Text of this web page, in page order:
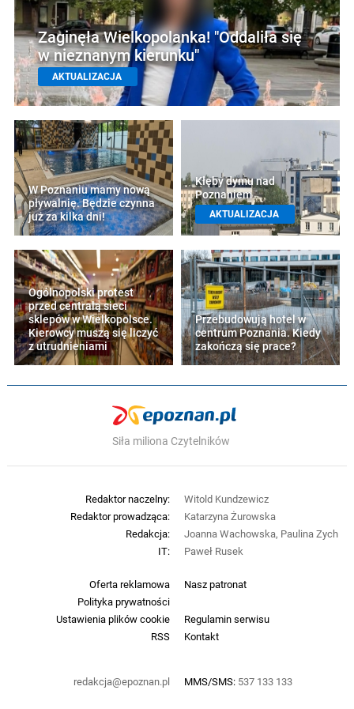
Zaginęła Wielkopolanka! "Oddaliła się
w nieznanym kierunku"
AKTUALIZACJA
W Poznaniu mamy nową
pływalnię. Będzie czynna
już za kilka dni!
Kłęby dymu nad
Poznaniem
AKTUALIZACJA
Ogólnopolski protest
przed centralą sieci
sklepów w Wielkopolsce.
Kierowcy muszą się liczyć
z utrudnieniami
Przebudowują hotel w
centrum Poznania. Kiedy
zakończą się prace?
Siła miliona Czytelników
Oferta reklamowa
Nasz patronat
Polityka prywatności
Ustawienia plików cookie
Regulamin serwisu
RSS
Kontakt
redakcja@epoznan.pl MMS/SMS: 537 133 133
Redaktor naczelny:
Witold Kundzewicz
Redaktor prowadząca:
Katarzyna Żurowska
Redakcja:
Joanna Wachowska, Paulina Zych
IT:
Paweł Rusek